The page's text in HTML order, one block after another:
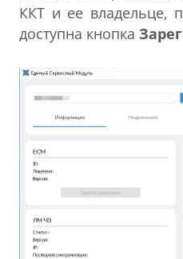
ККТ и ее владельце,
доступна кнопка